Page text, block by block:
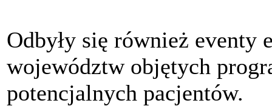
Odbyły się również eventy
województw objętych
potencjalnych pacjentów.